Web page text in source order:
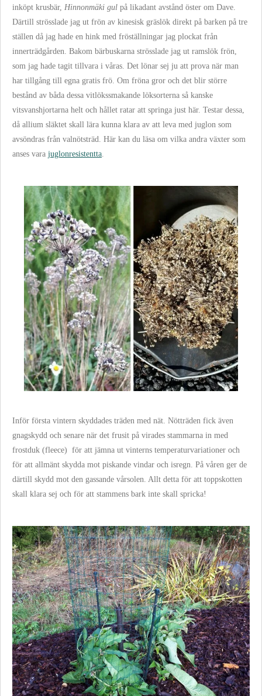
inköpt krusbär, Hinnonmäki gul på likadant avstånd öster om Dave.
Därtill strösslade jag ut frön av kinesisk gräslök direkt på barken på tre
ställen då jag hade en hink med fröställningar jag plockat från
innerträdgården. Bakom bärbuskarna strösslade jag ut ramslök frön,
som jag hade tagit tillvara i våras. Det lönar sej ju att prova när man
har tillgång till egna gratis frö. Om fröna gror och det blir större
bestånd av båda dessa vitlökssmakande löksorterna så kanske
vitsvanshjortarna helt och hållet ratar att springa just här. Testar dessa,
då allium släktet skall lära kunna klara av att leva med juglon som
avsöndras från valnötsträd. Här kan du läsa om vilka andra växter som
anses vara juglonresistentta.
Inför första vintern skyddades träden med nät. Nötträden fick även
gnagskydd och senare när det frusit på virades stammarna in med
frostduk (fleece) för att jämna ut vinterns temperaturvariationer och
för att allmänt skydda mot piskande vindar och isregn. På våren ger de
därtill skydd mot den gassande vårsolen. Allt detta för att toppskotten
skall klara sej och för att stammens bark inte skall spricka!